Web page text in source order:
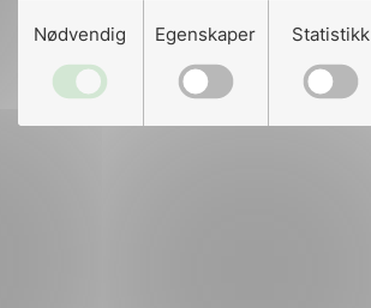
Nødvendig Egenskaper Statistikk